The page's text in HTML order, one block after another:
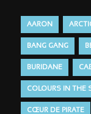
AARON
BANG GANG
BURIDANE
COLOURS IN THE
CŒUR DE PIRATE